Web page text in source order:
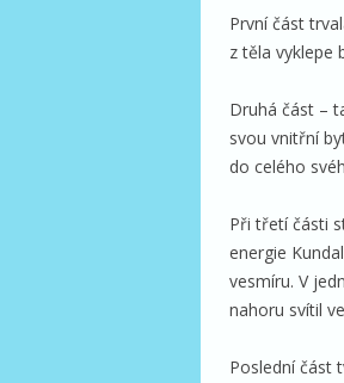
První část
z těla vyklepe
Druhá část –
svou vnitřní
do celého
Při třetí části
energie
vesmíru. V
nahoru svítil
Poslední část